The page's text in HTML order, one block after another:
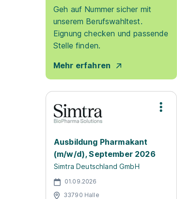
Geh auf Nummer sicher mit
unserem Berufswahltest.
Eignung checken und passende
Stelle finden.
Mehr erfahren
Ausbildung Pharmakant
(m/w/d), September 2026
Simtra Deutschland GmbH
01.09.2026
33790 Halle